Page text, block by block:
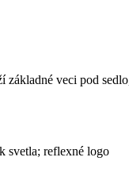
veci pod
svetla; reflexné logo